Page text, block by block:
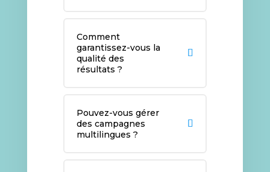
Comment
garantissez-vous la
qualité des
résultats ?
Pouvez-vous gérer
des campagnes
multilingues ?